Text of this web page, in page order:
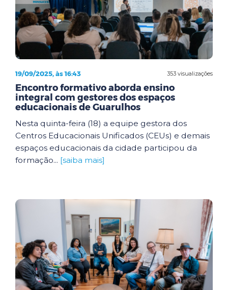
353 visualizações
19/09/2025, às 16:43
Encontro formativo aborda ensino
integral com gestores dos espaços
educacionais de Guarulhos
Nesta quinta-feira (18) a equipe gestora dos
Centros Educacionais Unificados (CEUs) e demais
espaços educacionais da cidade participou da
formação... [saiba mais]